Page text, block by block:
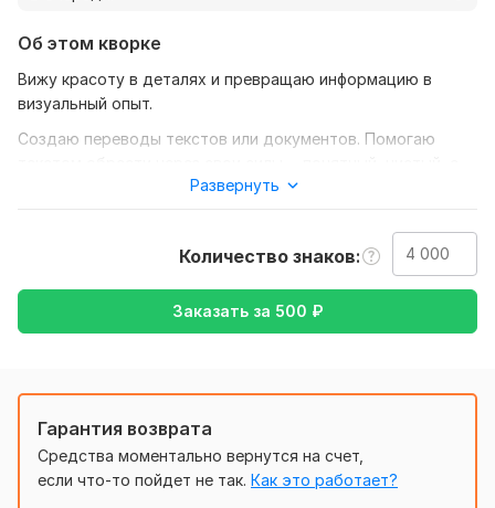
Об этом кворке
Вижу красоту в деталях и превращаю информацию в
визуальный опыт.
Создаю переводы текстов или документов. Помогаю
акцентом на смысл удобство. А если вам нужно донести
Я не просто оформляю — я упаковываю смысл.
Если вам важно, как выглядит ваш проект и как он
воспринимается — мы с вами на одной волне.
Требуется:
๛четкое указание ๛документ с необходимостью
перевести ๛файл с необходимостью перевести
๛текст с необходимостью перевести
Развернуть
Количество знаков
Заказать за 500 ₽
Гарантия возврата
Средства моментально вернутся на счет,
если что-то пойдет не так. Как это работает?